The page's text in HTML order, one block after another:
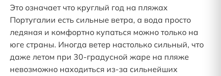
Это означает что круглый год на пляжах
Португалии есть сильные ветра, а вода просто
ледяная и комфортно купаться можно только на
юге страны. Иногда ветер настолько сильный, что
даже летом при 30-градусной жаре на пляже
невозможно находиться из-за сильнейших